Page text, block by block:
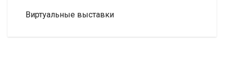
Виртуальные выставки